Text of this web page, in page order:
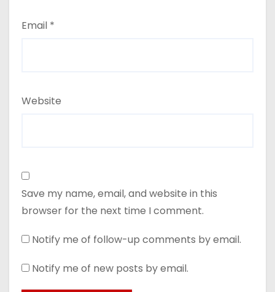
Email *
Website
Save my name, email, and website in this
browser for the next time I comment.
Notify me of follow-up comments by email.
Notify me of new posts by email.